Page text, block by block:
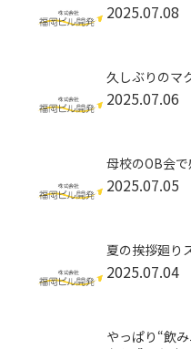
2025.07.08
久しぶりのマ
2025.07.06
母校のOB会
2025.07.05
夏の挨拶廻り
2025.07.04
やっぱり“飲